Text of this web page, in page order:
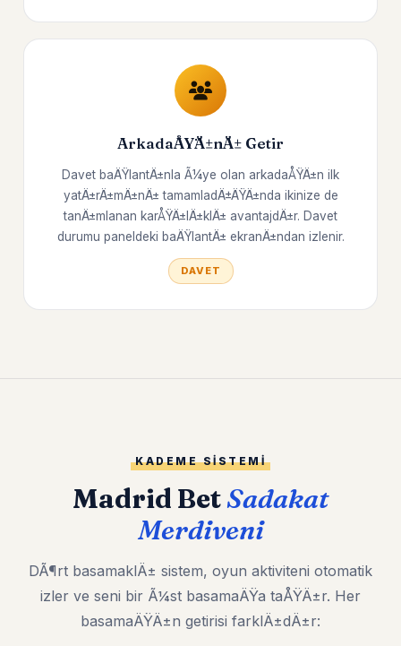
ArkadaÅŸÄ±nÄ± Getir
Davet baÄŸlantÄ±nla Ã¼ye olan arkadaÅŸÄ±n ilk
yatÄ±rÄ±mÄ±nÄ± tamamladÄ±ÄŸÄ±nda ikinize de
tanÄ±mlanan karÅŸÄ±lÄ±klÄ± avantajdÄ±r. Davet
durumu paneldeki baÄŸlantÄ± ekranÄ±ndan izlenir.
DAVET
KADEME SISTEMI
Madrid BetSadakat
Merdiveni
DÃ¶rt basamaklÄ± sistem, oyun aktiviteni otomatik
izler ve seni bir Ã¼st basamaÄŸa taÅŸÄ±r. Her
basamaÄŸÄ±n getirisi farklÄ±dÄ±r: